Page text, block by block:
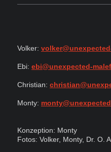
Volker:
Ebi: ebi@unexpected-
Christian:
Monty:
Konzeption: Monty
Fotos: Volker, Monty, Dr. O.